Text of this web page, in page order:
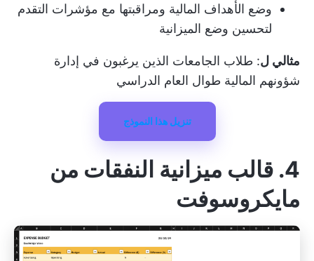
وضع الأهداف المالية ومراقبتها مع مؤشرات التقدم
لتحسين وضع الميزانية
مثالي ل: طلاب الجامعات الذين يرغبون في إدارة
شؤونهم المالية طوال العام الدراسي
تنزيل هذا النموذج
4. قالب ميزانية النفقات من
مايكروسوفت